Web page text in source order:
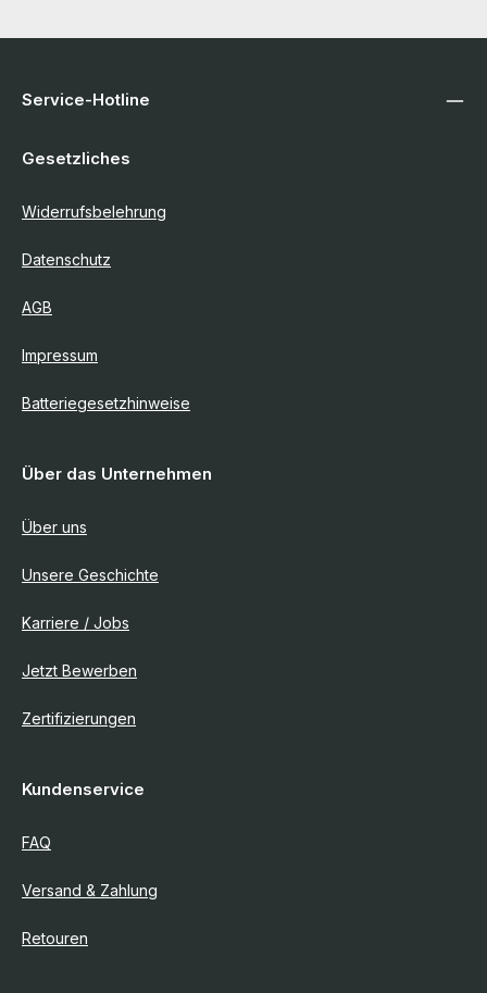
Service-Hotline
Gesetzliches
Widerrufsbelehrung
Datenschutz
AGB
Impressum
Batteriegesetzhinweise
Über das Unternehmen
Über uns
Unsere Geschichte
Karriere / Jobs
Jetzt Bewerben
Zertifizierungen
Kundenservice
FAQ
Versand & Zahlung
Retouren